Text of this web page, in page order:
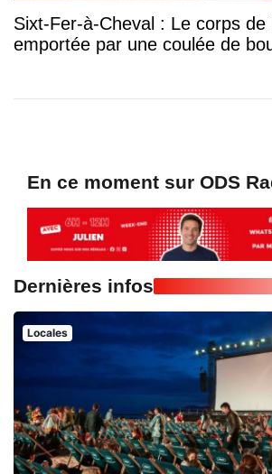
Sixt-Fer-à-Cheval : Le corps de
emportée par une coulée de
En ce moment sur ODS
Dernières infos
Locales